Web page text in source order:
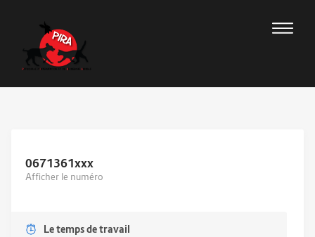
0671361xxx
Afficher le numéro
Le temps de travail